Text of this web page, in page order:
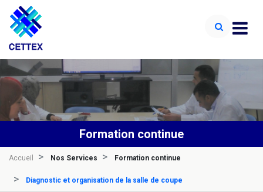
Formation continue
Accueil Nos Services Formation continue
Diagnostic et organisation de la salle de coupe